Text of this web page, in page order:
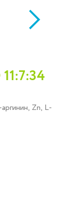
Zn, L-